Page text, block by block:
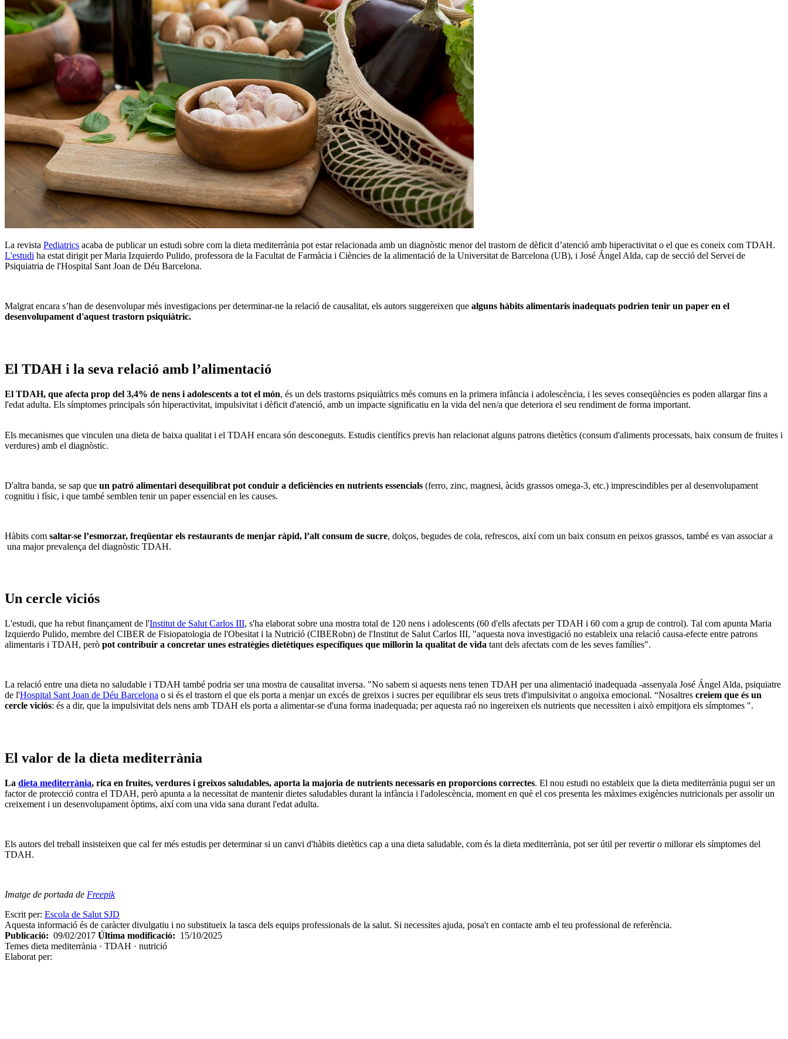
La revista Pediatrics acaba de publicar un estudi sobre com la dieta mediterrània pot estar relacionada amb un diagnòstic menor del trastorn de dèficit d’atenció amb hiperactivitat o el que es coneix com TDAH.
L'estudi ha estat dirigit per Maria Izquierdo Pulido, professora de la Facultat de Farmàcia i Ciències de la alimentació de la Universitat de Barcelona (UB), i José Ángel Alda, cap de secció del Servei de
Psiquiatria de l'Hospital Sant Joan de Déu Barcelona.
Malgrat encara s’han de desenvolupar més investigacions per determinar-ne la relació de causalitat, els autors suggereixen que alguns hàbits alimentaris inadequats podrien tenir un paper en el
desenvolupament d'aquest trastorn psiquiàtric.
El TDAH i la seva relació amb l’alimentació
El TDAH, que afecta prop del 3,4% de nens i adolescents a tot el món, és un dels trastorns psiquiàtrics més comuns en la primera infància i adolescència, i les seves conseqüències es poden allargar fins a
l'edat adulta. Els símptomes principals són hiperactivitat, impulsivitat i dèficit d'atenció, amb un impacte significatiu en la vida del nen/a que deteriora el seu rendiment de forma important.
Els mecanismes que vinculen una dieta de baixa qualitat i el TDAH encara són desconeguts. Estudis científics previs han relacionat alguns patrons dietètics (consum d'aliments processats, baix consum de fruites i
verdures) amb el diagnòstic.
D'altra banda, se sap que un patró alimentari desequilibrat pot conduir a deficiències en nutrients essencials (ferro, zinc, magnesi, àcids grassos omega-3, etc.) imprescindibles per al desenvolupament
cognitiu i físic, i que també semblen tenir un paper essencial en les causes.
Hàbits com saltar-se l’esmorzar, freqüentar els restaurants de menjar ràpid, l’alt consum de sucre, dolços, begudes de cola, refrescos, així com un baix consum en peixos grassos, també es van associar a
una major prevalença del diagnòstic TDAH.
Un cercle viciós
L'estudi, que ha rebut finançament de l'Institut de Salut Carlos III, s'ha elaborat sobre una mostra total de 120 nens i adolescents (60 d'ells afectats per TDAH i 60 com a grup de control). Tal com apunta Maria
Izquierdo Pulido, membre del CIBER de Fisiopatologia de l'Obesitat i la Nutrició (CIBERobn) de l'Institut de Salut Carlos III, "aquesta nova investigació no estableix una relació causa-efecte entre patrons
alimentaris i TDAH, però pot contribuir a concretar unes estratègies dietètiques específiques que millorin la qualitat de vida tant dels afectats com de les seves famílies".
La relació entre una dieta no saludable i TDAH també podria ser una mostra de causalitat inversa. "No sabem si aquests nens tenen TDAH per una alimentació inadequada -assenyala José Ángel Alda, psiquiatre
de l'Hospital Sant Joan de Déu Barcelona o si és el trastorn el que els porta a menjar un excés de greixos i sucres per equilibrar els seus trets d'impulsivitat o angoixa emocional. “Nosaltres creiem que és un
cercle viciós: és a dir, que la impulsivitat dels nens amb TDAH els porta a alimentar-se d'una forma inadequada; per aquesta raó no ingereixen els nutrients que necessiten i això empitjora els símptomes ".
El valor de la dieta mediterrània
La dieta mediterrània, rica en fruites, verdures i greixos saludables, aporta la majoria de nutrients necessaris en proporcions correctes. El nou estudi no estableix que la dieta mediterrània pugui ser un
factor de protecció contra el TDAH, però apunta a la necessitat de mantenir dietes saludables durant la infància i l'adolescència, moment en què el cos presenta les màximes exigències nutricionals per assolir un
creixement i un desenvolupament òptims, així com una vida sana durant l'edat adulta.
Els autors del treball insisteixen que cal fer més estudis per determinar si un canvi d'hàbits dietètics cap a una dieta saludable, com és la dieta mediterrània, pot ser útil per revertir o millorar els símptomes del
TDAH.
Imatge de portada de Freepik
Escrit per: Escola de Salut SJD
Aquesta informació és de caràcter divulgatiu i no substitueix la tasca dels equips professionals de la salut. Si necessites ajuda, posa't en contacte amb el teu professional de referència.
Publicació: 09/02/2017 Última modificació: 15/10/2025
Temes dieta mediterrània · TDAH · nutrició
Elaborat per: